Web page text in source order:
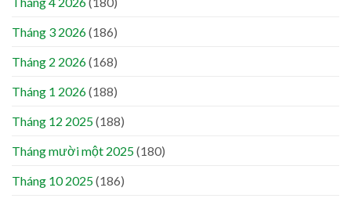
Tháng 3 2026(186)
Tháng 2 2026(168)
Tháng 1 2026(188)
Tháng 12 2025(188)
Tháng mười một 2025(180)
Tháng 10 2025(186)